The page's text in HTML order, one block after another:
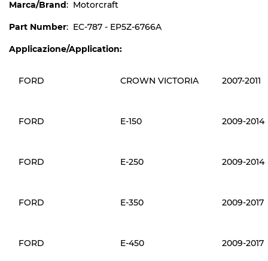
Marca/Brand: Motorcraft
Part Number: EC-787 - EP5Z-6766A
Applicazione/Application:
FORD CROWN VICTORIA 2007-2011
FORD E-150 2009-2014
FORD E-250 2009-2014
FORD E-350 2009-2017
FORD E-450 2009-2017